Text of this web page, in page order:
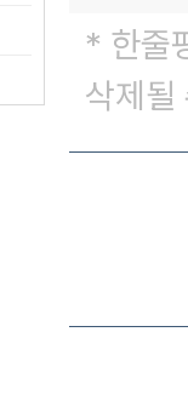
* 한줄
삭제될